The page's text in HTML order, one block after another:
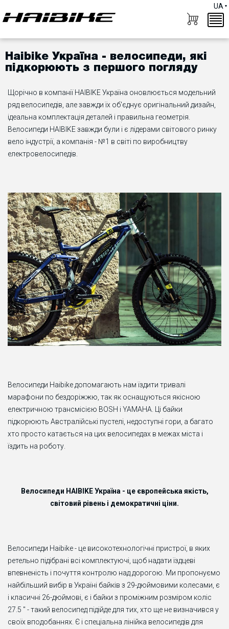
UA
Haibike Україна - велосипеди, які
підкорюють з першого погляду
Щорічно в компанії HAIBIKE Україна оновлюється модельний
ряд велосипедів, але завжди їх об'єднує оригінальний дизайн,
ідеальна комплектація деталей і правильна геометрія.
Велосипеди HAIBIKE завжди були і є лідерами світового ринку
вело індустрії, а компанія - №1 в світі по виробництву
електровелосипедів.
Велосипеди Haibike допомагають нам їздити тривалі
марафони по бездоріжжю, так як оснащуються якісною
електричною трансмісією BOSH і YAMAHA. Ці байки
підкорюють Австралійські пустелі, недоступні гори, а багато
хто просто катається на цих велосипедах в межах міста і
їздить на роботу.
Велосипеди HAIBIKE Україна - це європейська якість,
світовий рівень і демократичні ціни.
Велосипеди Haibike - це високотехнологічні пристрої, в яких
ретельно підібрані всі комплектуючі, щоб надати їздцеві
впевненість і почуття контролю над дорогою. Ми пропонуємо
найбільший вибір в Україні байків з 29-дюймовими колесами, є
і класичні 26-дюймові, є і байки з проміжним розміром коліс
27.5 " - такий велосипед підійде для тих, хто ще не визначився у
своїх вподобаннях. Є і спеціальна лінійка велосипедів для